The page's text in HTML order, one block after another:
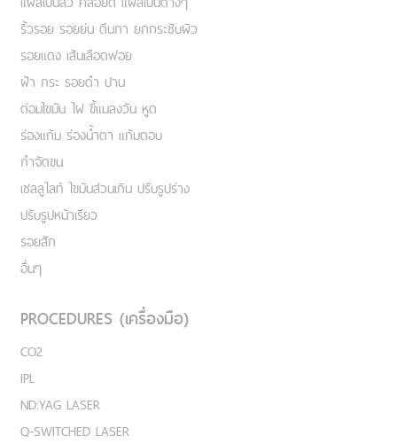
ริ้วรอย รอยย่น ตีนกา ยกกระชับผิว
รอยแดง เส้นเลือดฟอย
ฝ้า กระ รอยดำ ปาน
ต่อมไขมัน ไฝ ขี้แมลงวัน หูด
ร่องแก้ม ร่องน้ำตา แก้มตอบ
กำจัดขน
เชลลูไลท์ ไขมันส่วนเกิน ปรับรูปร่าง
ปรับรูปหน้าเรียว
รอยสัก
อื่นๆ
PROCEDURES (เครื่องมือ)
CO2
IPL
ND:YAG LASER
Q-SWITCHED LASER